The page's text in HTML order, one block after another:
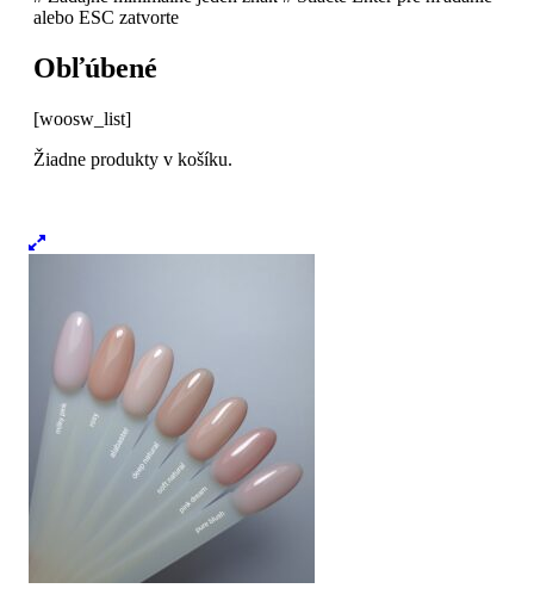
alebo ESC zatvorte
Obľúbené
[woosw_list]
Žiadne produkty v košíku.